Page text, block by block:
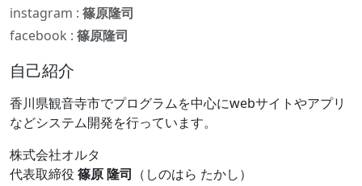
instagram : 篠原隆司
facebook : 篠原隆司
自己紹介
香川県観音寺市でプログラムを中心にwebサイトやアプリ
などシステム開発を行っています。
株式会社オルタ
代表取締役 篠原 隆司 （しのはら たかし）